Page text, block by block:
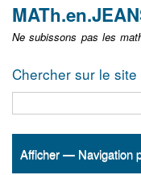
Ne subissons pas les
Chercher sur le site
Navigation
Afficher — Navigation